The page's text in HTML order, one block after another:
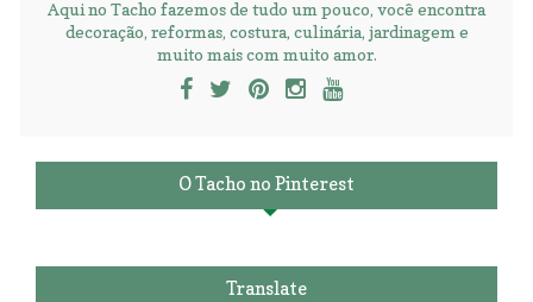
Aqui no Tacho fazemos de tudo um pouco, você encontra
decoração, reformas, costura, culinária, jardinagem e
muito mais com muito amor.
O Tacho no Pinterest
Translate